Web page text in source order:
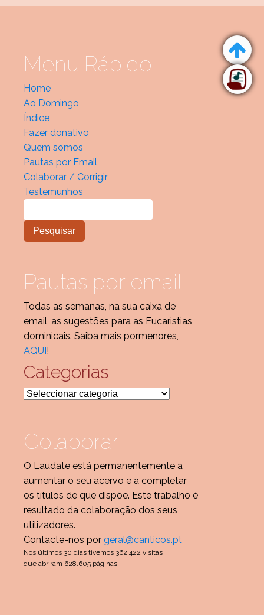
Menu Rápido
Home
Ao Domingo
Índice
Fazer donativo
Quem somos
Pautas por Email
Colaborar / Corrigir
Testemunhos
Pautas por email
Todas as semanas, na sua caixa de
email, as sugestões para as Eucaristias
dominicais. Saiba mais pormenores,
AQUI !
Categorias
Categorias
Colaborar
O Laudate está permanentemente a
aumentar o seu acervo e a completar
os títulos de que dispõe. Este trabalho é
resultado da colaboração dos seus
utilizadores.
Contacte-nos por geral@canticos.pt
Nos últimos 30 dias tivemos 362.422 visitas
que abriram 628.605 páginas.